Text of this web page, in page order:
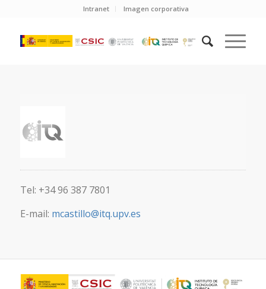
Intranet Imagen corporativa
Tel: +34 96 387 7801
E-mail: mcastillo@itq.upv.es